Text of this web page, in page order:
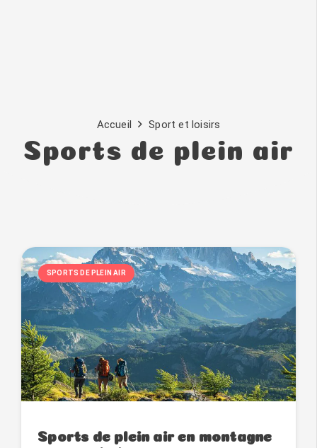
Accueil Sport et loisirs
Sports de plein air
SPORTS DE PLEIN AIR
Sports de plein air en montagne